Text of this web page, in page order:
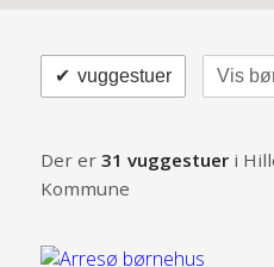
vuggestuer
✔ Vis
Der er 31 vuggestueri
Kommune